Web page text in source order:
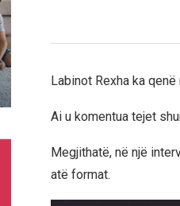
Labinot Rexha ka
Ai u komentua tejet
Megjithatë, në një
atë format.